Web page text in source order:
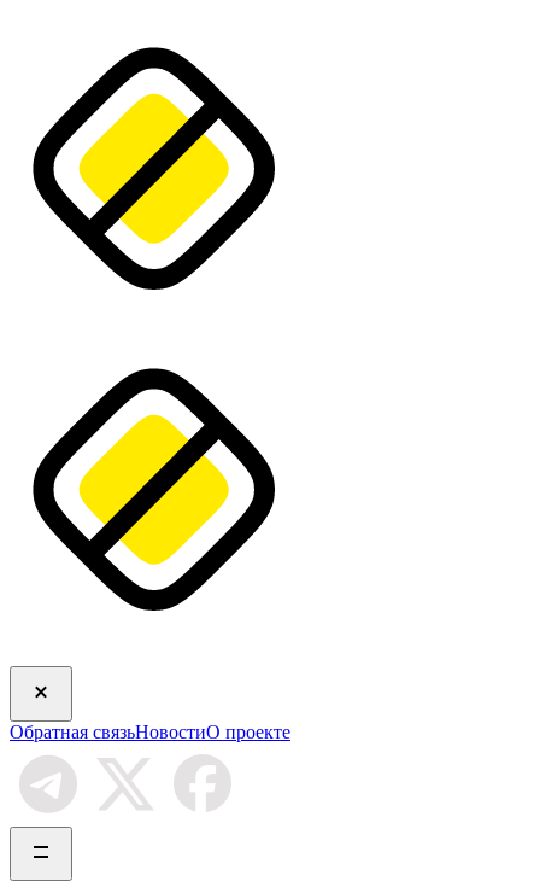
Обратная связьНовостиО проекте